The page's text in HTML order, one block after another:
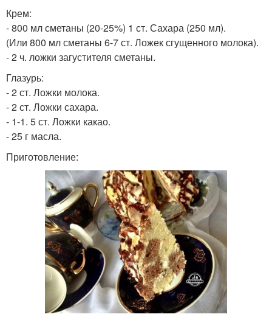
Крем:
- 800 мл сметаны (20-25%) 1 ст. Сахара (250 мл).
(Или 800 мл сметаны 6-7 ст. Ложек сгущенного молока).
- 2 ч. ложки загустителя сметаны.
Глазурь:
- 2 ст. Ложки молока.
- 2 ст. Ложки сахара.
- 1-1. 5 ст. Ложки какао.
- 25 г масла.
Приготовление: